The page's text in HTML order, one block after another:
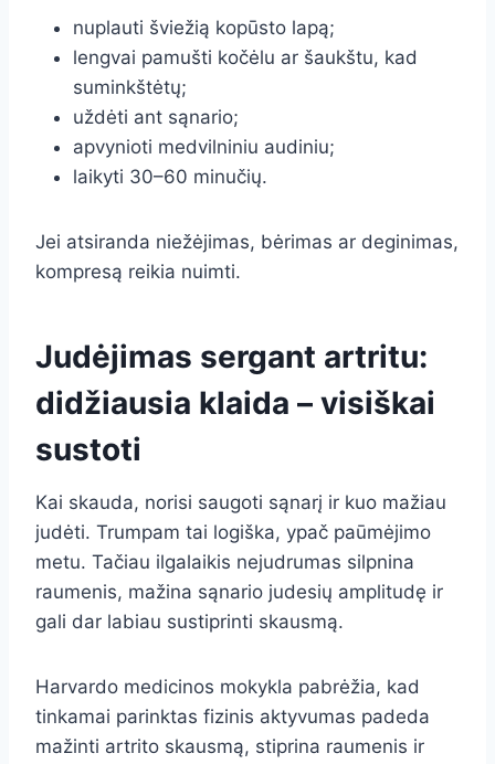
nuplauti šviežią kopūsto lapą;
lengvai pamušti kočėlu ar šaukštu, kad
suminkštėtų;
uždėti ant sąnario;
apvynioti medvilniniu audiniu;
laikyti 30–60 minučių.
Jei atsiranda niežėjimas, bėrimas ar deginimas,
kompresą reikia nuimti.
Judėjimas sergant artritu:
didžiausia klaida – visiškai
sustoti
Kai skauda, norisi saugoti sąnarį ir kuo mažiau
judėti. Trumpam tai logiška, ypač paūmėjimo
metu. Tačiau ilgalaikis nejudrumas silpnina
raumenis, mažina sąnario judesių amplitudę ir
gali dar labiau sustiprinti skausmą.
Harvardo medicinos mokykla pabrėžia, kad
tinkamai parinktas fizinis aktyvumas padeda
mažinti artrito skausmą, stiprina raumenis ir